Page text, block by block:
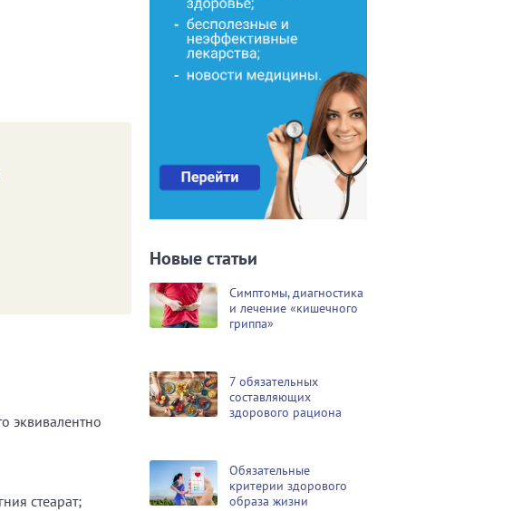
эквивалентно
стеарат;
Новые статьи
Симптомы, диагностика
и лечение «кишечного
гриппа»
7 обязательных
составляющих
здорового рациона
Обязательные
критерии здорового
образа жизни